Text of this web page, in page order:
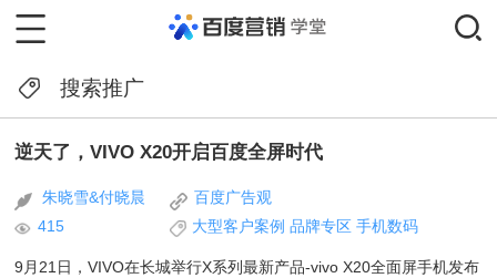
搜索推广
逆天了，VIVO X20开启百度全屏时代
朱晓雪&付晓晨
百度广告观
415
大型客户案例 品牌专区 手机数码
9月21日，VIVO在长城举行X系列最新产品-vivo X20全面屏手机发布